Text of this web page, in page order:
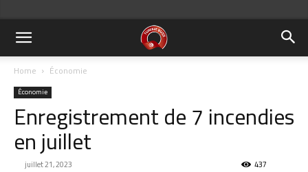
Home Économie
Économie
Enregistrement de 7 incendies
en juillet
juillet 21, 2023 437